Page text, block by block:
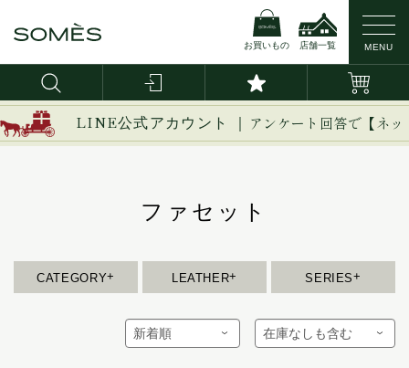
お買いもの 店舗一覧 MENU
LINE公式アカウント ｜ アンケート回答で【ネ
ファセット
CATEGORY LEATHER SERIES
新作
インテリア
ブライドルレザー
カーフレザー
イージー
イノベーション
エリテ
エリン
オフィサー